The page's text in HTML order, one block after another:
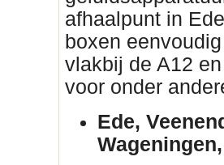
afhaalpunt in
boxen
vlakbij de A12
voor onder
Ede,